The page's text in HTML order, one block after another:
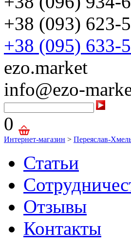
+38 (093) 623-
+38 (095) 633-
ezo.market
info@ezo-
0
Интернет-магазин > Переяслав-
Статьи
Отзывы
Контакты